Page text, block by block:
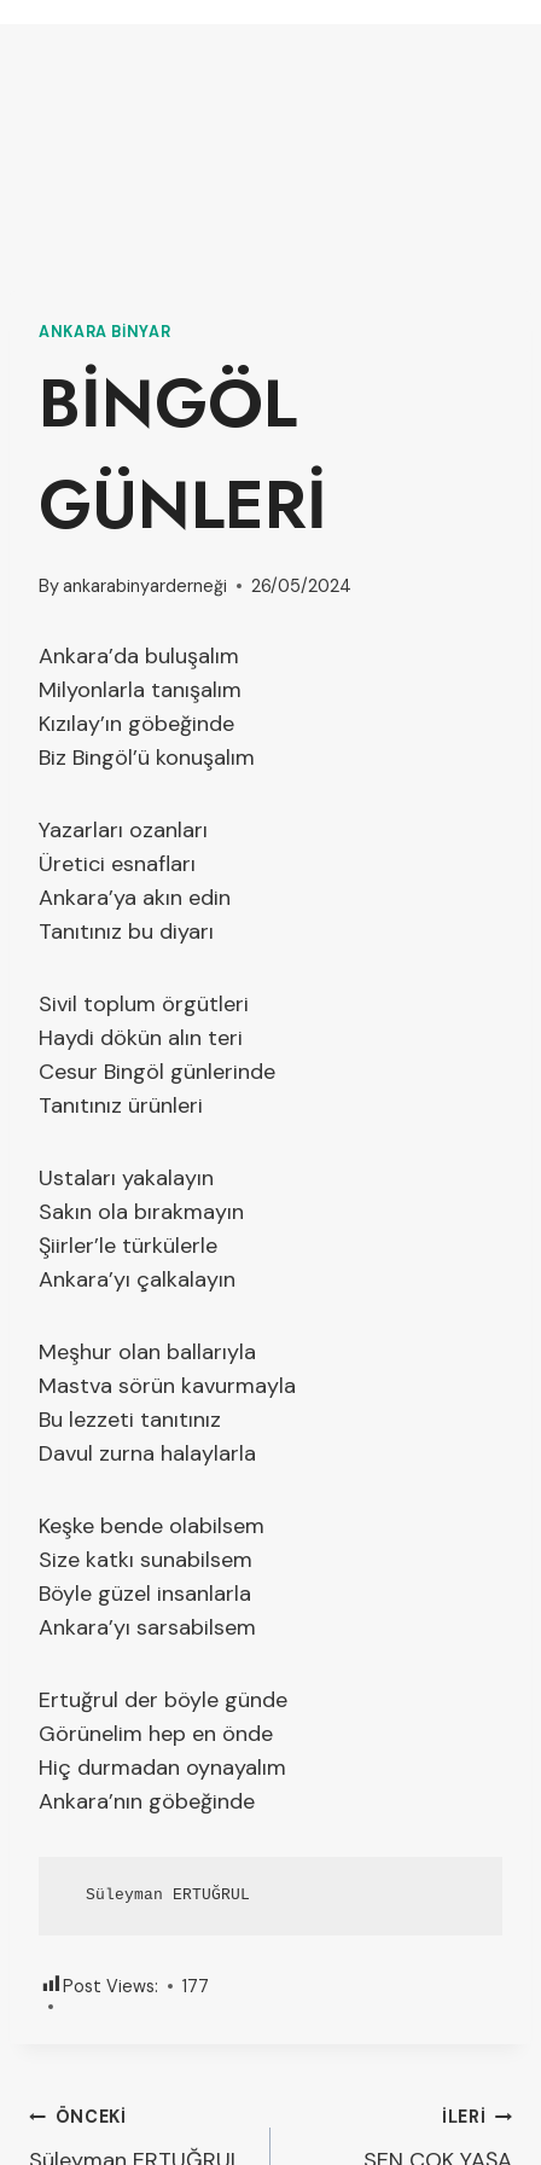
ANKARA BINYAR
BİNGÖL
GÜNLERİ
Byankarabinyarderneği 26/05/2024
Ankara’da buluşalım
Milyonlarla tanışalım
Kızılay’ın göbeğinde
Biz Bingöl’ü konuşalım
Yazarları ozanları
Üretici esnafları
Ankara’ya akın edin
Tanıtınız bu diyarı
Sivil toplum örgütleri
Haydi dökün alın teri
Cesur Bingöl günlerinde
Tanıtınız ürünleri
Ustaları yakalayın
Sakın ola bırakmayın
Şiirler’le türkülerle
Ankara’yı çalkalayın
Meşhur olan ballarıyla
Mastva sörün kavurmayla
Bu lezzeti tanıtınız
Davul zurna halaylarla
Keşke bende olabilsem
Size katkı sunabilsem
Böyle güzel insanlarla
Ankara’yı sarsabilsem
Ertuğrul der böyle günde
Görünelim hep en önde
Hiç durmadan oynayalım
Ankara’nın göbeğinde
  Süleyman ERTUĞRUL
Post Views: 177
ÖNCEKI İLERI